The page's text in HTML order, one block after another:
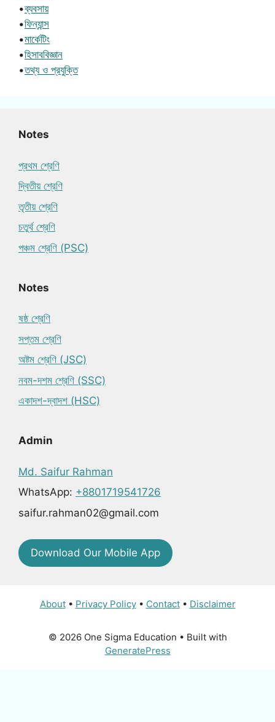
•ব্যবসায়
•ফিন্যান্স
•মার্কেটিং
•হিসাববিজ্ঞান
•তথ্য ও প্রযুক্তি
Notes
প্রথম শ্রেণি
দ্বিতীয় শ্রেণি
তৃতীয় শ্রেণি
চতুর্থ শ্রেণি
পঞ্চম শ্রেণি (PSC)
Notes
ষষ্ঠ শ্রেণি
সপ্তম শ্রেণি
অষ্টম শ্রেণি (JSC)
নবম-দশম শ্রেণি (SSC)
একাদশ-দ্বাদশ (HSC)
Admin
Md. Saifur Rahman
WhatsApp: +8801719541726
saifur.rahman02@gmail.com
Download Our Mobile App
About• Privacy Policy• Contact• Disclaimer
© 2026 One Sigma Education • Built with
GeneratePress